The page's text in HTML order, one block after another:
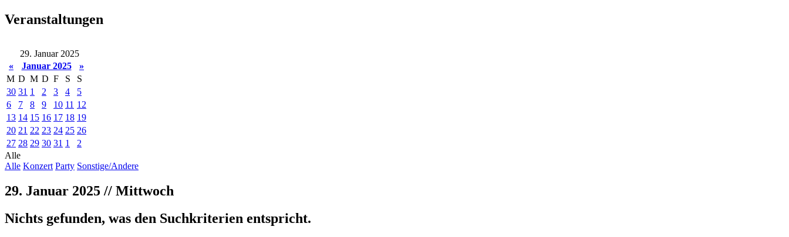
Veranstaltungen
29. Januar 2025
«
Januar 2025
»
M D M D F S
S
30 31 1 2 3 4
5
6
7 8 9 10 11 12
13 14 15 16 17 18 19
20 21 22 23 24 25 26
27 28 29 30 31 1
2
Alle
Alle Konzert Party Sonstige/Andere
29. Januar 2025 // Mittwoch
Nichts gefunden, was den Suchkriterien entspricht.